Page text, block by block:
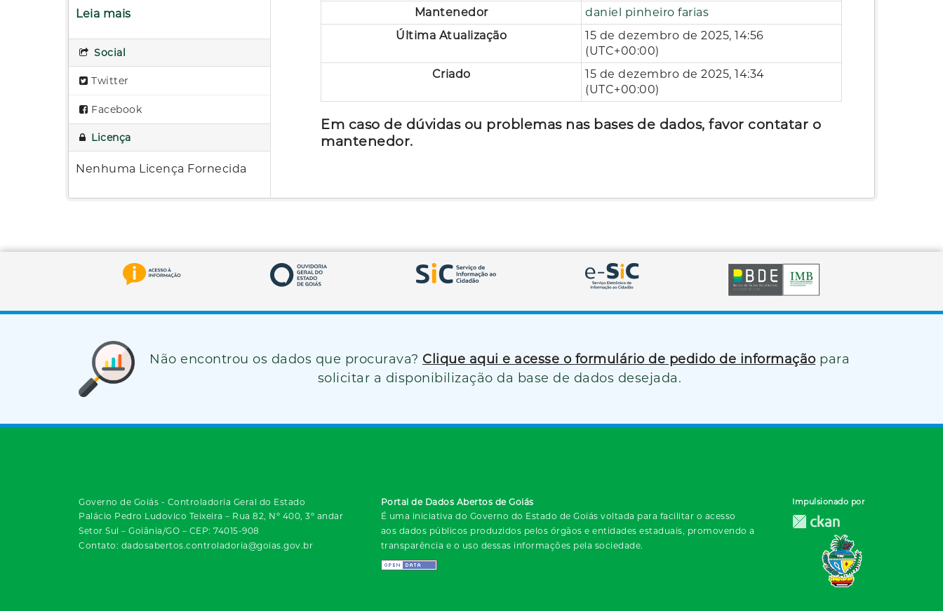
Leia mais
Social
Twitter
Facebook
Licença
Nenhuma Licença Fornecida
Mantenedor
daniel pinheiro farias
Última Atualização
15 de dezembro de 2025, 14:56
(UTC+00:00)
Criado
15 de dezembro de 2025, 14:34
(UTC+00:00)
Em caso de dúvidas ou problemas nas bases de dados, favor contatar o
mantenedor.
Não encontrou os dados que procurava? Clique aqui e acesse o formulário de pedido de informação para
solicitar a disponibilização da base de dados desejada.
Governo de Goiás - Controladoria Geral do Estado
Palácio Pedro Ludovico Teixeira – Rua 82, Nº 400, 3º andar
Setor Sul – Goiânia/GO – CEP: 74015-908
Contato: dadosabertos.controladoria@goias.gov.br
Portal de Dados Abertos de Goiás
É uma iniciativa do Governo do Estado de Goiás voltada para facilitar o acesso
aos dados públicos produzidos pelos órgãos e entidades estaduais, promovendo a
transparência e o uso dessas informações pela sociedade.
Impulsionado por